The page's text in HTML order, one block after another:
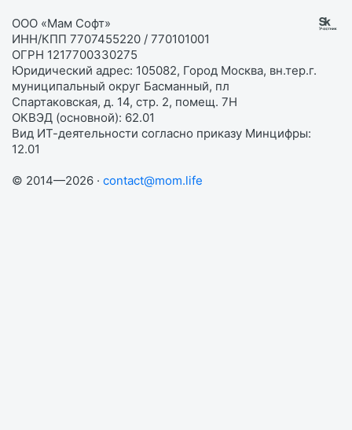
ООО «Мам Софт»
ИНН/КПП 7707455220 / 770101001
ОГРН 1217700330275
Юридический адрес: 105082, Город Москва, вн.тер.г.
муниципальный округ Басманный, пл
Спартаковская, д. 14, стр. 2, помещ. 7Н
ОКВЭД (основной): 62.01
Вид ИТ-деятельности согласно приказу Минцифры:
12.01
© 2014—2026 · contact@mom.life